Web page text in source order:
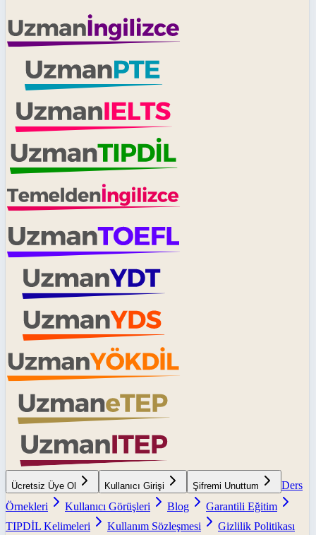
Ücretsiz Üye Ol Kullanıcı Girişi Şifremi Unuttum
Ders
Örnekleri
Kullanıcı Görüşleri Blog
Garantili Eğitim
TIPDİL Kelimeleri
Kullanım Sözleşmesi
Gizlilik Politikası